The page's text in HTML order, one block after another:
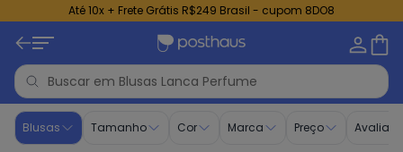
Até 10x + Frete Grátis R$249 Brasil - cupom 8DO8
Blusas - Moda Feminina | Lanca Perfume
Blusas Tamanho Cor Marca Preço